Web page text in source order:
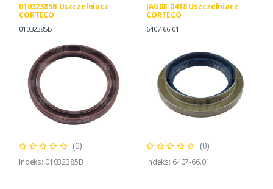
01032385B Uszczelniacz
CORTECO
01032385B
(0)
Indeks: 01032385B
JAG08-0418 Uszczelniacz
CORTECO
6407-66.01
(0)
Indeks: 6407-66.01